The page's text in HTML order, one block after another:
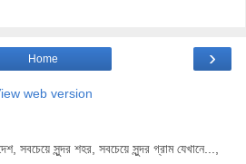
›
Home
web version
সবচেয়ে সুন্দর শহর, সবচেয়ে সুন্দর গ্রাম যেখানে...,